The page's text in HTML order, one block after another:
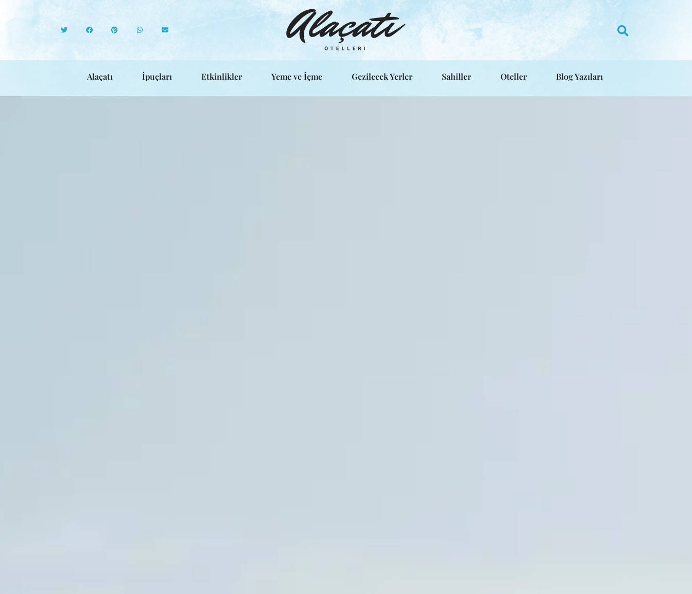
Alaçatı İpuçları Etkinlikler Yeme ve İçme Gezilecek Yerler Sahiller Oteller Blog Yazıları